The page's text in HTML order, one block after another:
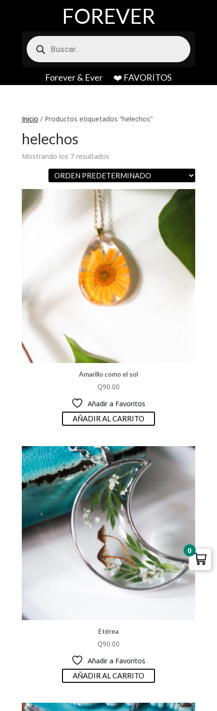
FOREVER
Búsqueda
de
productos
Forever & Ever ❤️ FAVORITOS
Inicio / Productos etiquetados “helechos”
helechos
Mostrando los 7 resultados
Amarillo como el sol
Q90.00
Añadir a Favoritos
AÑADIR AL CARRITO
Etérea
Q90.00
Añadir a Favoritos
AÑADIR AL CARRITO
0